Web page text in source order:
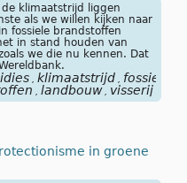
klimaatstrijd liggen
als we willen kijken naar
fossiele brandstoffen
in stand houden van
we die nu kennen. Dat
klimaatstrijd
fossiele
landbouw visserij
in groene